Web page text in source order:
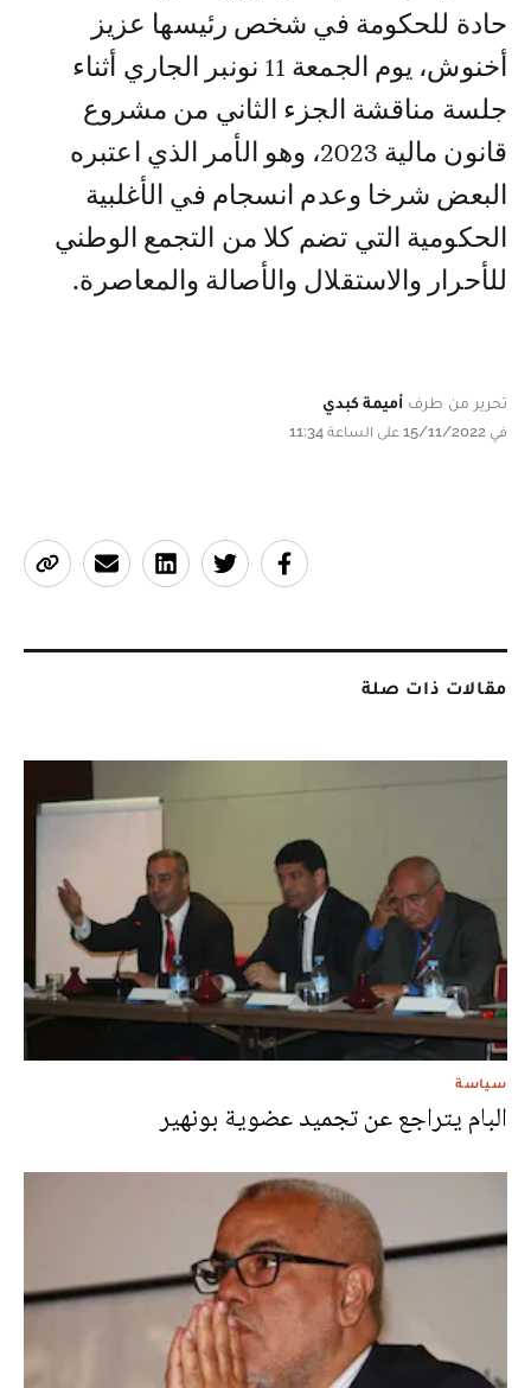
حادة للحكومة في شخص رئيسها عزيز
أخنوش، يوم الجمعة 11 نونبر الجاري أثناء
جلسة مناقشة الجزء الثاني من مشروع
قانون مالية 2023، وهو الأمر الذي اعتبره
البعض شرخا وعدم انسجام في الأغلبية
الحكومية التي تضم كلا من التجمع الوطني
للأحرار والاستقلال والأصالة والمعاصرة.
تحرير من طرف أميمة كبدي
في 15/11/2022 على الساعة 11:34
مقالات ذات صلة
سياسة
البام يتراجع عن تجميد عضوية بونهير